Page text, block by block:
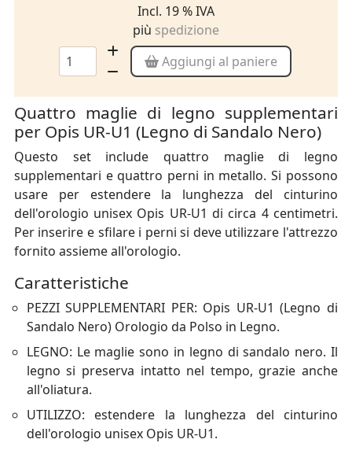
Incl. 19 % IVA
più spedizione
Aggiungi al paniere
Quattro maglie di legno supplementari
per Opis UR-U1 (Legno di Sandalo Nero)
Questo set include quattro maglie di legno
supplementari e quattro perni in metallo. Si possono
usare per estendere la lunghezza del cinturino
dell'orologio unisex Opis UR-U1 di circa 4 centimetri.
Per inserire e sfilare i perni si deve utilizzare l'attrezzo
fornito assieme all'orologio.
Caratteristiche
PEZZI SUPPLEMENTARI PER: Opis UR-U1 (Legno di
Sandalo Nero) Orologio da Polso in Legno.
LEGNO: Le maglie sono in legno di sandalo nero. Il
legno si preserva intatto nel tempo, grazie anche
all'oliatura.
UTILIZZO: estendere la lunghezza del cinturino
dell'orologio unisex Opis UR-U1.